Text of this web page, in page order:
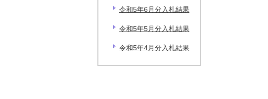
令和5年6月分入札結果
令和5年5月分入札結果
令和5年4月分入札結果